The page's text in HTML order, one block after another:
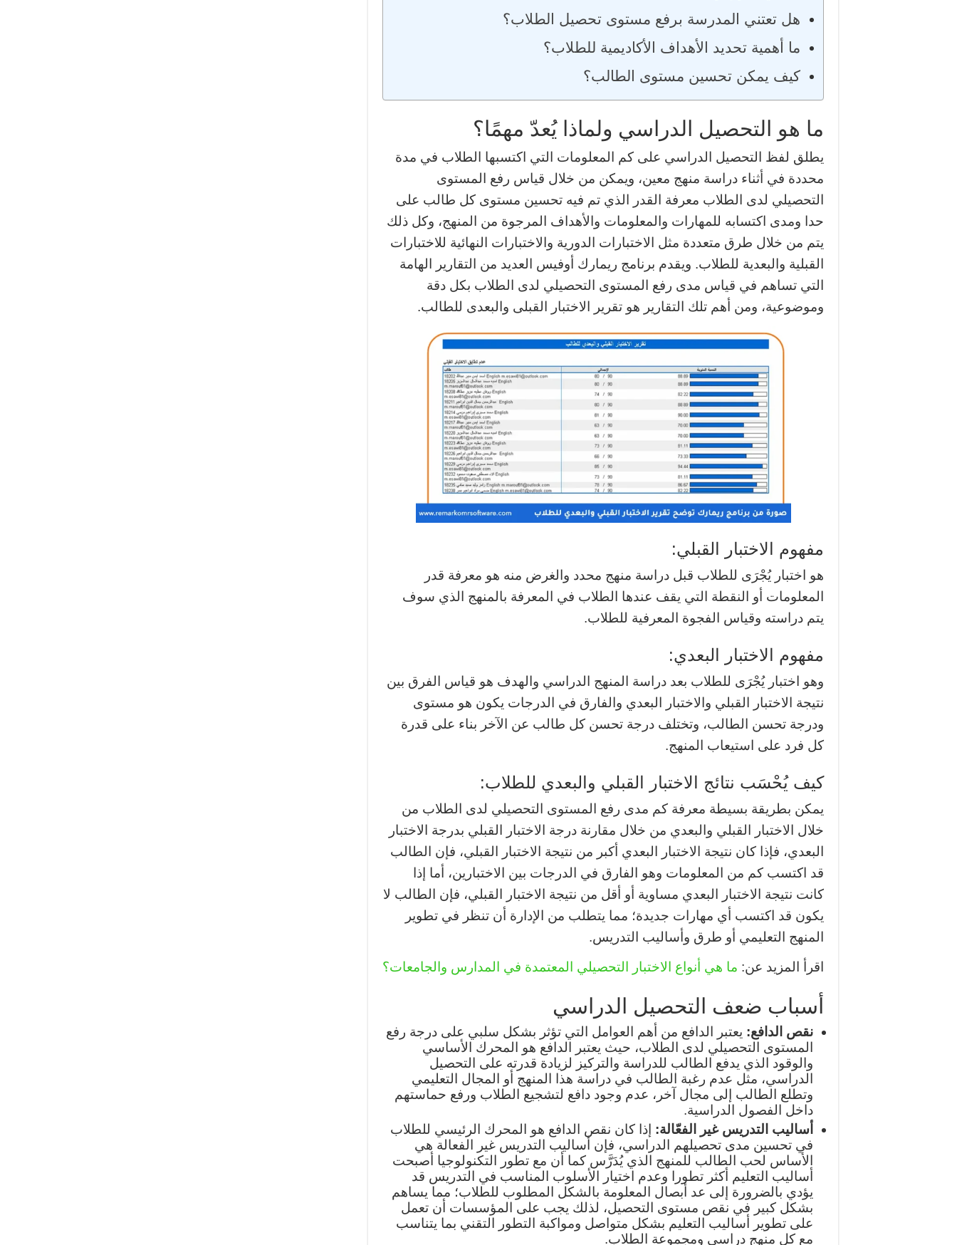
هل تعتني المدرسة برفع مستوى تحصيل الطلاب؟
ما أهمية تحديد الأهداف الأكاديمية للطلاب؟
كيف يمكن تحسين مستوى الطالب؟
ما هو التحصيل الدراسي ولماذا يُعدّ مهمًا؟
يطلق لفظ التحصيل الدراسي على كم المعلومات التي اكتسبها الطلاب في مدة
محددة في أثناء دراسة منهج معين، ويمكن من خلال قياس رفع المستوى
التحصيلي لدى الطلاب معرفة القدر الذي تم فيه تحسين مستوى كل طالب على
حدا ومدى اكتسابه للمهارات والمعلومات والأهداف المرجوة من المنهج، وكل ذلك
يتم من خلال طرق متعددة مثل الاختبارات الدورية والاختبارات النهائية للاختبارات
القبلية والبعدية للطلاب. ويقدم برنامج ريمارك أوفيس العديد من التقارير الهامة
التي تساهم في قياس مدى رفع المستوى التحصيلي لدى الطلاب بكل دقة
وموضوعية، ومن أهم تلك التقارير هو تقرير الاختبار القبلى والبعدى للطالب.
مفهوم الاختبار القبلي:
هو اختبار يُجْرَى للطلاب قبل دراسة منهج محدد والغرض منه هو معرفة قدر
المعلومات أو النقطة التي يقف عندها الطلاب في المعرفة بالمنهج الذي سوف
يتم دراسته وقياس الفجوة المعرفية للطلاب.
مفهوم الاختبار البعدي:
وهو اختبار يُجْرَى للطلاب بعد دراسة المنهج الدراسي والهدف هو قياس الفرق بين
نتيجة الاختبار القبلي والاختبار البعدي والفارق في الدرجات يكون هو مستوى
ودرجة تحسن الطالب، وتختلف درجة تحسن كل طالب عن الآخر بناء على قدرة
كل فرد على استيعاب المنهج.
كيف يُحْسَب نتائج الاختبار القبلي والبعدي للطلاب:
يمكن بطريقة بسيطة معرفة كم مدى رفع المستوى التحصيلي لدى الطلاب من
خلال الاختبار القبلي والبعدي من خلال مقارنة درجة الاختبار القبلي بدرجة الاختبار
البعدي، فإذا كان نتيجة الاختبار البعدي أكبر من نتيجة الاختبار القبلي، فإن الطالب
قد اكتسب كم من المعلومات وهو الفارق في الدرجات بين الاختبارين، أما إذا
كانت نتيجة الاختبار البعدي مساوية أو أقل من نتيجة الاختبار القبلي، فإن الطالب لا
يكون قد اكتسب أي مهارات جديدة؛ مما يتطلب من الإدارة أن تنظر في تطوير
المنهج التعليمي أو طرق وأساليب التدريس.
اقرأ المزيد عن: ما هي أنواع الاختبار التحصيلي المعتمدة في المدارس والجامعات؟
أسباب ضعف التحصيل الدراسي
نقص الدافع: يعتبر الدافع من أهم العوامل التي تؤثر بشكل سلبي على درجة رفع
المستوى التحصيلي لدى الطلاب، حيث يعتبر الدافع هو المحرك الأساسي
والوقود الذي يدفع الطالب للدراسة والتركيز لزيادة قدرته على التحصيل
الدراسي، مثل عدم رغبة الطالب في دراسة هذا المنهج أو المجال التعليمي
وتطلع الطالب إلى مجال آخر، عدم وجود دافع لتشجيع الطلاب ورفع حماستهم
داخل الفصول الدراسية.
أساليب التدريس غير الفعّالة: إذا كان نقص الدافع هو المحرك الرئيسي للطلاب
في تحسين مدى تحصيلهم الدراسي، فإن أساليب التدريس غير الفعالة هي
الأساس لحب الطالب للمنهج الذي يُدَرَّس كما أن مع تطور التكنولوجيا أصبحت
أساليب التعليم أكثر تطورا وعدم اختيار الأسلوب المناسب في التدريس قد
يؤدي بالضرورة إلى عد أبصال المعلومة بالشكل المطلوب للطلاب؛ مما يساهم
بشكل كبير في نقص مستوى التحصيل، لذلك يجب على المؤسسات أن تعمل
على تطوير أساليب التعليم بشكل متواصل ومواكبة التطور التقني بما يتناسب
مع كل منهج دراسي ومجموعة الطلاب.